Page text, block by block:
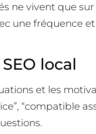
ne vivent que
une fréquence
local
et les
“compatible